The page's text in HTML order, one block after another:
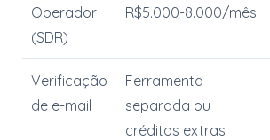
Operador
(SDR)
R$5.000-8.000/mês
Verificação
de e-mail
Ferramenta
separada ou
créditos extras